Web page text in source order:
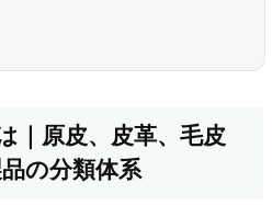
｜原皮、皮革、毛皮
の分類体系